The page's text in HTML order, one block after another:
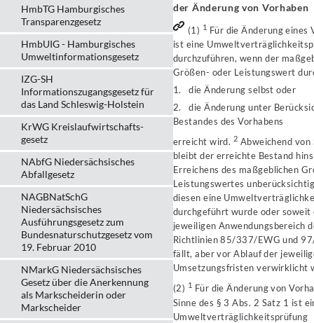
HmbTG Hamburgisches
Transparenzgesetz
HmbUIG - Hamburgisches
Umweltinformationsgesetz
IZG-SH
Informationszugangsgesetz für
das Land Schleswig-Holstein
KrWG Kreislaufwirtschafts­
gesetz
NAbfG Niedersächsisches
Abfallgesetz
NAGBNatSchG
Niedersächsisches
Ausführungsgesetz zum
Bundesnaturschutzgesetz vom
19. Februar 2010
NMarkG Niedersächsisches
Gesetz über die Anerkennung
als Markscheiderin oder
Markscheider
der Änderung von Vorhaben
(1) 1 Für die Änderung eines
ist eine
durchzuführen, wenn der
Größen- oder Leistungswert
1. die Änderung selbst oder
2. die Änderung unter
Bestandes des Vorhabens
erreicht wird. 2 Abweichend von
bleibt der erreichte Bestand
Erreichens des maßgeblichen
Leistungswertes
diesen eine
durchgeführt wurde oder soweit
jeweiligen Anwendungsbereich
Richtlinien 85/337/EWG und
fällt, aber vor Ablauf der
Umsetzungsfristen verwirklicht
(2) 1 Für die Änderung von
Sinne des § 3 Abs. 2 Satz 1 ist
Umweltverträglichkeitsprüfung